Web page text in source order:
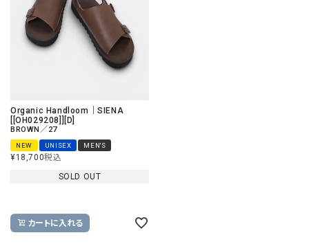
Organic Handloom｜SIENA
[[OH029208]][D]
BROWN／27
NEW UNISEX MEN'S
¥18,700税込
SOLD OUT
カートに入れる